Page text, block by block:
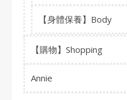
【身體保養】Body
【購物】Shopping
Annie